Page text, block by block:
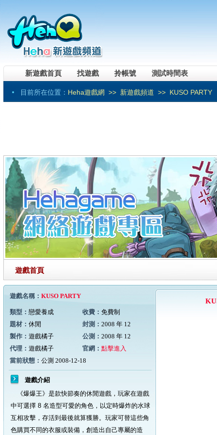
新遊戲首頁 找遊戲 拎帳號 測試時間表
目前所在位置： Heha遊戲網 >> 新遊戲頻道 >> KUSO PARTY
遊戲首頁
遊戲名稱： KUSO PARTY
類型： 戀愛養成 收費： 免費制
題材： 休閒 封測： 2008 年 12
製作： 遊戲橘子 公測： 2008 年 12
代理： 遊戲橘子 官網： 點擊進入
當前狀態： 公測 2008-12-18
遊戲介紹
《爆爆王》是款快節奏的休閒遊戲，玩家在遊戲
中可選擇 8 名造型可愛的角色，以定時爆炸的水球
互相攻擊，存活到最後就算獲勝。玩家可替這些角
色購買不同的衣服或裝備，創造出自己專屬的造